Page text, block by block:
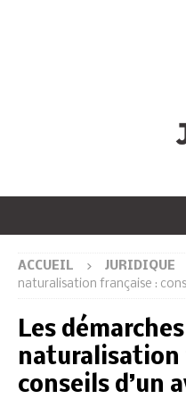
ACCUEIL JURIDIQUE
naturalisation française :
Les
naturalisation
conseils d’un